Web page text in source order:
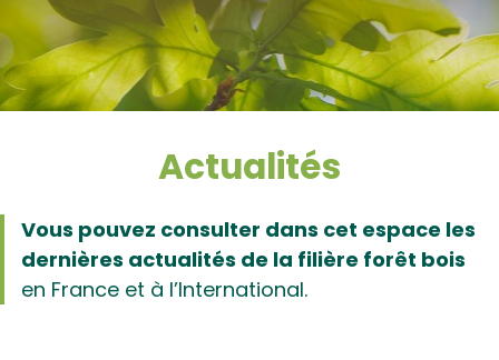
Actualités
Vous pouvez consulter dans cet espace les
dernières actualités de la filière forêt bois
en France et à l’International.